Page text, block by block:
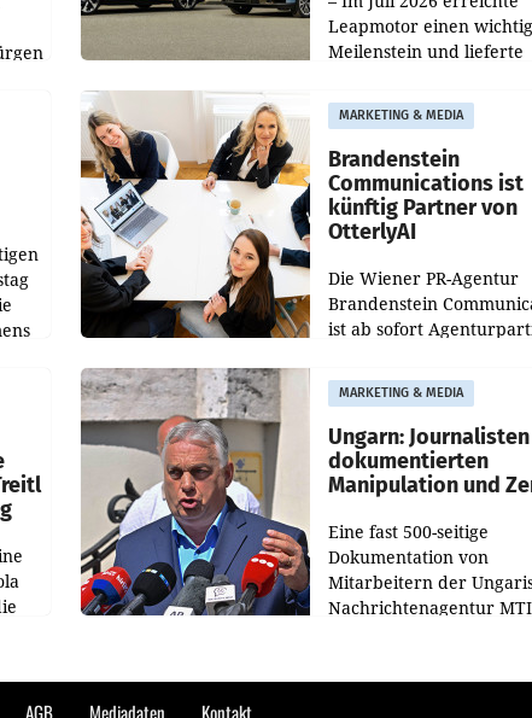
Leapmotor einen
Meilenstein und lieferte
aus, womit sich das
gegenüber Juli 2025
verdoppelte (+102
MARKETING & MEDIA
Brandenstein
Communications ist
künftig Partner von
OtterlyAI
Die Wiener PR-Agentur
Brandenstein
ist ab sofort
Optimierungsplattform
OtterlyAI. Damit baut die
Agentur ihr
MARKETING & MEDIA
Ungarn: Journalisten
dokumentierten
Manipulation und
Eine fast 500-seitige
Dokumentation von
Mitarbeitern der
Nachrichtenagentur
der Agentur während
AGB Mediadaten Kontakt